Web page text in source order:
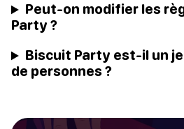
Peut-on modifier les
Party ?
Biscuit Party est-il un
de personnes ?